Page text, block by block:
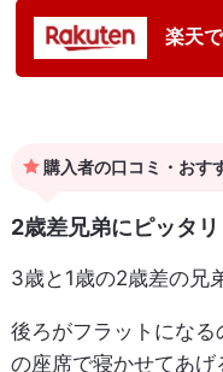
楽天
購入者の口コミ・おす
2歳差兄弟にピッタ
3歳と1歳の2歳差の兄
後ろがフラットにな
の座席で寝かせてあげ